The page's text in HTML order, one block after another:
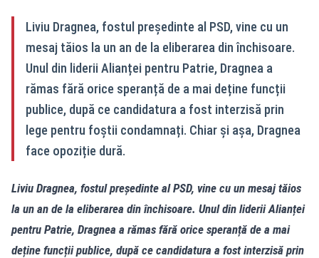
Liviu Dragnea, fostul președinte al PSD, vine cu un
mesaj tăios la un an de la eliberarea din închisoare.
Unul din liderii Alianței pentru Patrie, Dragnea a
rămas fără orice speranță de a mai deține funcții
publice, după ce candidatura a fost interzisă prin
lege pentru foștii condamnați. Chiar și așa, Dragnea
face opoziție dură.
Liviu Dragnea, fostul președinte al PSD, vine cu un mesaj tăios
la un an de la eliberarea din închisoare. Unul din liderii Alianței
pentru Patrie, Dragnea a rămas fără orice speranță de a mai
deține funcții publice, după ce candidatura a fost interzisă prin